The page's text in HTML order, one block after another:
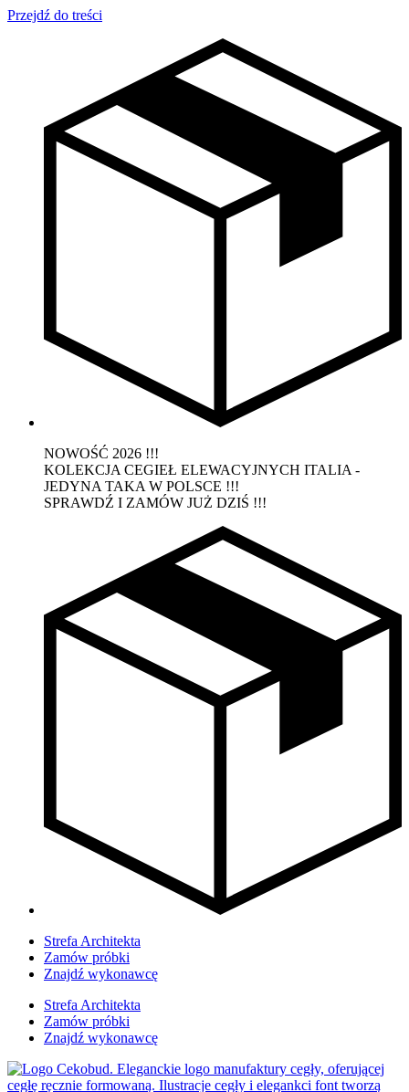
Przejdź do treści
NOWOŚĆ 2026 !!!
KOLEKCJA CEGIEŁ ELEWACYJNYCH ITALIA -
JEDYNA TAKA W POLSCE !!!
SPRAWDŹ I ZAMÓW JUŻ DZIŚ !!!
Strefa Architekta
Zamów próbki
Znajdź wykonawcę
Strefa Architekta
Zamów próbki
Znajdź wykonawcę